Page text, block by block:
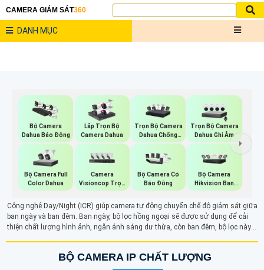
CAMERA GIÁM SÁT360
DANH MỤC
Bộ Camera
Dahua Báo Động
Lắp Trọn Bộ
Camera Dahua
Trọn Bộ Camera
Dahua Chống
Trộm
Trọn Bộ Camera
Dahua Ghi Âm
Bộ Camera Full
Color Dahua
Camera
Visioncop Trọn
Bộ
Bộ Camera Có
Báo Đông
Bộ Camera
Hikvision Ban
Đêm Có Màu
Công nghệ Day/Night (ICR) giúp camera tự động chuyển chế độ giám sát giữa
ban ngày và ban đêm. Ban ngày, bộ lọc hồng ngoại sẽ được sử dụng để cải
thiện chất lượng hình ảnh, ngăn ánh sáng dư thừa, còn ban đêm, bộ lọc này
BỘ CAMERA IP CHẤT LƯỢNG